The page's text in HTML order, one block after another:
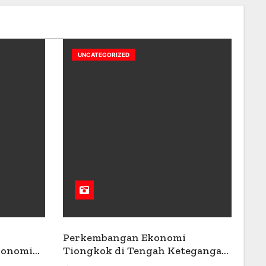
UNCATEGORIZED
Perkembangan Ekonomi
Tiongkok di Tengah Ketegangan